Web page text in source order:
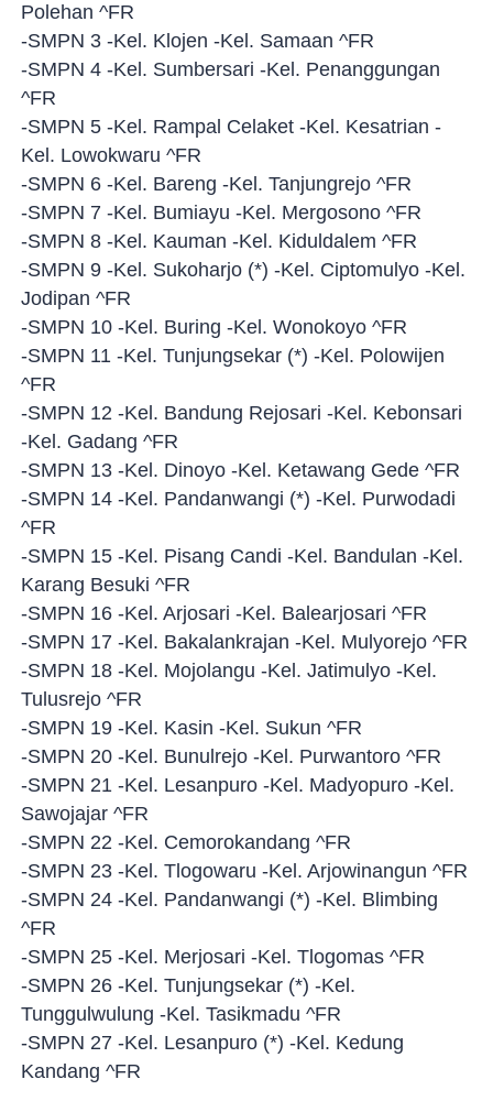
Polehan ^FR
-SMPN 3 -Kel. Klojen -Kel. Samaan ^FR
-SMPN 4 -Kel. Sumbersari -Kel. Penanggungan
^FR
-SMPN 5 -Kel. Rampal Celaket -Kel. Kesatrian -
Kel. Lowokwaru ^FR
-SMPN 6 -Kel. Bareng -Kel. Tanjungrejo ^FR
-SMPN 7 -Kel. Bumiayu -Kel. Mergosono ^FR
-SMPN 8 -Kel. Kauman -Kel. Kiduldalem ^FR
-SMPN 9 -Kel. Sukoharjo (*) -Kel. Ciptomulyo -Kel.
Jodipan ^FR
-SMPN 10 -Kel. Buring -Kel. Wonokoyo ^FR
-SMPN 11 -Kel. Tunjungsekar (*) -Kel. Polowijen
^FR
-SMPN 12 -Kel. Bandung Rejosari -Kel. Kebonsari
-Kel. Gadang ^FR
-SMPN 13 -Kel. Dinoyo -Kel. Ketawang Gede ^FR
-SMPN 14 -Kel. Pandanwangi (*) -Kel. Purwodadi
^FR
-SMPN 15 -Kel. Pisang Candi -Kel. Bandulan -Kel.
Karang Besuki ^FR
-SMPN 16 -Kel. Arjosari -Kel. Balearjosari ^FR
-SMPN 17 -Kel. Bakalankrajan -Kel. Mulyorejo ^FR
-SMPN 18 -Kel. Mojolangu -Kel. Jatimulyo -Kel.
Tulusrejo ^FR
-SMPN 19 -Kel. Kasin -Kel. Sukun ^FR
-SMPN 20 -Kel. Bunulrejo -Kel. Purwantoro ^FR
-SMPN 21 -Kel. Lesanpuro -Kel. Madyopuro -Kel.
Sawojajar ^FR
-SMPN 22 -Kel. Cemorokandang ^FR
-SMPN 23 -Kel. Tlogowaru -Kel. Arjowinangun ^FR
-SMPN 24 -Kel. Pandanwangi (*) -Kel. Blimbing
^FR
-SMPN 25 -Kel. Merjosari -Kel. Tlogomas ^FR
-SMPN 26 -Kel. Tunjungsekar (*) -Kel.
Tunggulwulung -Kel. Tasikmadu ^FR
-SMPN 27 -Kel. Lesanpuro (*) -Kel. Kedung
Kandang ^FR